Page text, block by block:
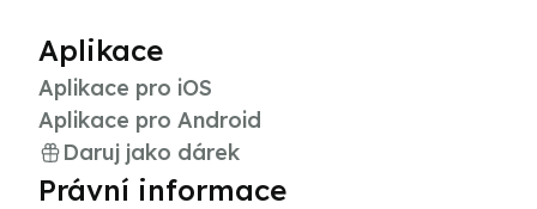
Aplikace
Aplikace pro iOS
Aplikace pro Android
Daruj jako dárek
Právní informace